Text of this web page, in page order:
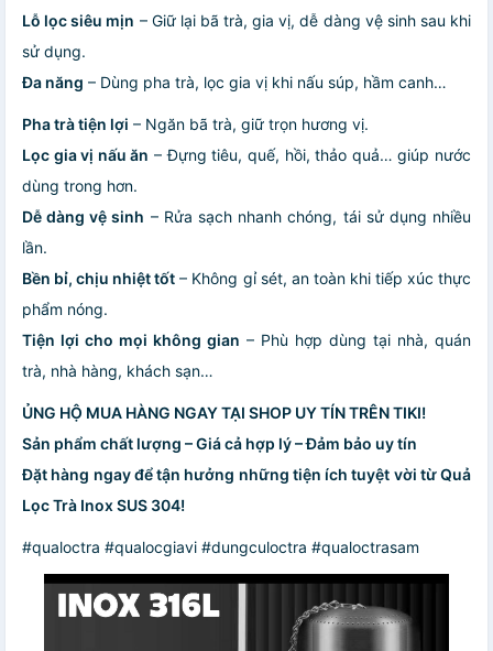
Lỗ lọc siêu mịn – Giữ lại bã trà, gia vị, dễ dàng vệ sinh sau khi
sử dụng.
Đa năng – Dùng pha trà, lọc gia vị khi nấu súp, hầm canh…
Pha trà tiện lợi – Ngăn bã trà, giữ trọn hương vị.
Lọc gia vị nấu ăn – Đựng tiêu, quế, hồi, thảo quả… giúp nước
dùng trong hơn.
Dễ dàng vệ sinh – Rửa sạch nhanh chóng, tái sử dụng nhiều
lần.
Bền bỉ, chịu nhiệt tốt – Không gỉ sét, an toàn khi tiếp xúc thực
phẩm nóng.
Tiện lợi cho mọi không gian – Phù hợp dùng tại nhà, quán
trà, nhà hàng, khách sạn…
ỦNG HỘ MUA HÀNG NGAY TẠI SHOP UY TÍN TRÊN TIKI!
Sản phẩm chất lượng – Giá cả hợp lý – Đảm bảo uy tín
Đặt hàng ngay để tận hưởng những tiện ích tuyệt vời từ Quả
Lọc Trà Inox SUS 304!
#qualoctra #qualocgiavi #dungculoctra #qualoctrasam